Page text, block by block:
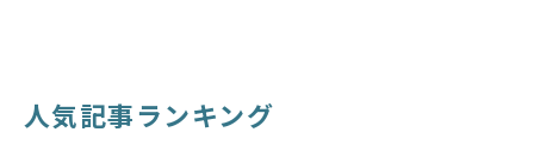
人気記事ランキング